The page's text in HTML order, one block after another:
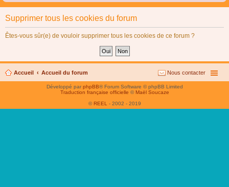
Supprimer tous les cookies du forum
Êtes-vous sûr(e) de vouloir supprimer tous les cookies de ce forum ?
Accueil Accueil du forum Nous contacter
Développé parphpBB® Forum Software © phpBB Limited
Traduction française officielle © Maël Soucaze
© REEL - 2002 - 2019